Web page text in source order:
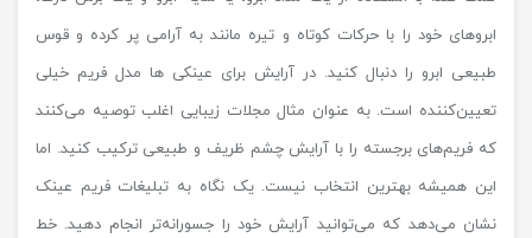
ابروهای خود را با حرکات کوتاه و تیره مانند به آرامی پر کرده و قوس
طبیعی ابرو را دنبال کنید. در آرایش برای عینکی ها مدل فریم خیلی
تعیین‌کننده است. به عنوان مثال مجلات زیبایی اغلب توصیه می‌کنند
که فریم‌های برجسته را با آرایش چشم ظریف و طبیعی ترکیب کنید. اما
این همیشه بهترین انتخاب نیست. یک نگاه به تبلیغات فریم عینک
نشان می‌دهد که می‌توانید آرایش خود را جسورانه‌تر انجام دهید. خط